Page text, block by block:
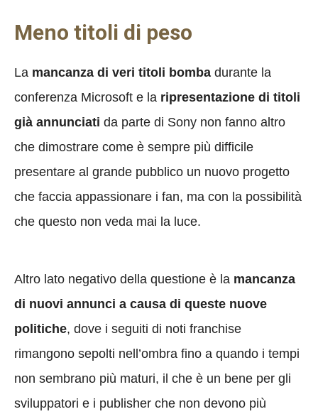
Meno titoli di peso
La mancanza di veri titoli bomba durante la
conferenza Microsoft e la ripresentazione di titoli
già annunciati da parte di Sony non fanno altro
che dimostrare come è sempre più difficile
presentare al grande pubblico un nuovo progetto
che faccia appassionare i fan, ma con la possibilità
che questo non veda mai la luce.
Altro lato negativo della questione è la mancanza
di nuovi annunci a causa di queste nuove
politiche, dove i seguiti di noti franchise
rimangono sepolti nell’ombra fino a quando i tempi
non sembrano più maturi, il che è un bene per gli
sviluppatori e i publisher che non devono più